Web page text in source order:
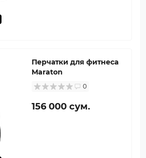
Перчатки для фитнеса
Maraton
0
156 000 сум.